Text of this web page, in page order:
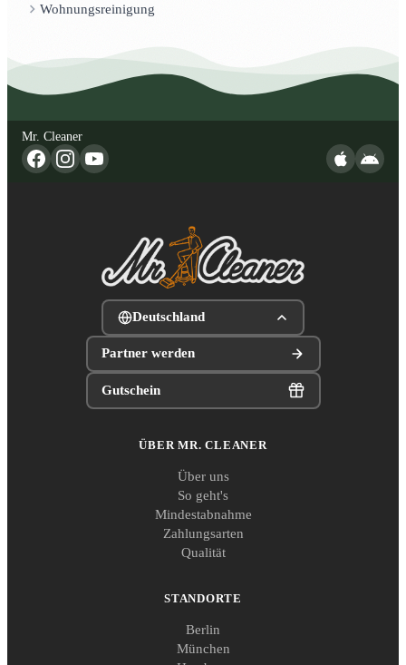
Wohnungsreinigung
Mr. Cleaner
Deutschland
Partner werden
Gutschein
ÜBER MR. CLEANER
Über uns
So geht's
Mindestabnahme
Zahlungsarten
Qualität
STANDORTE
Berlin
München